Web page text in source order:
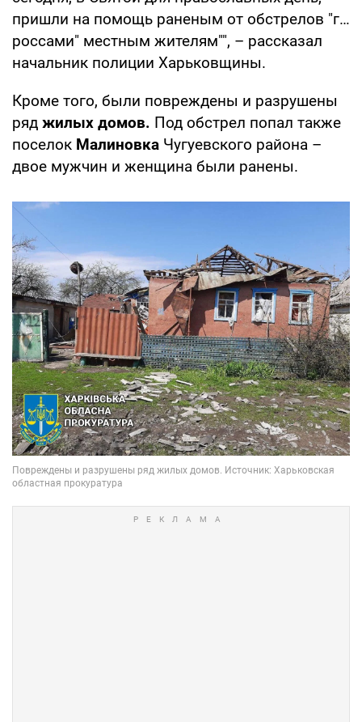
пришли на помощь раненым от обстрелов "г…
россами" местным жителям"", – рассказал
начальник полиции Харьковщины.
Кроме того, были повреждены и разрушены
ряд жилых домов. Под обстрел попал также
поселок Малиновка Чугуевского района –
двое мужчин и женщина были ранены.